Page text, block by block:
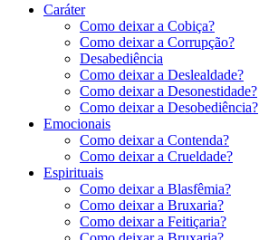
Caráter
Como deixar a Cobiça?
Como deixar a Corrupção?
Desabediência
Como deixar a Deslealdade?
Como deixar a Desonestidade?
Como deixar a Desobediência?
Emocionais
Como deixar a Contenda?
Como deixar a Crueldade?
Espirituais
Como deixar a Blasfêmia?
Como deixar a Bruxaria?
Como deixar a Feitiçaria?